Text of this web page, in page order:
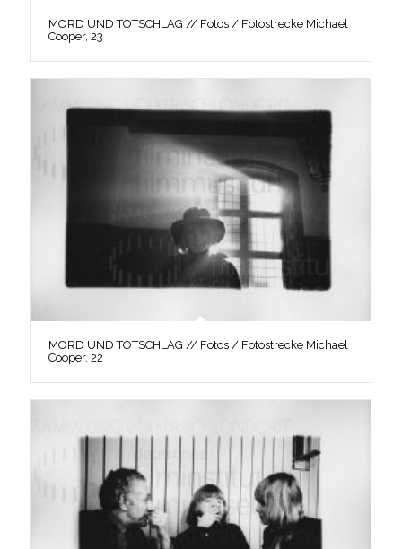
MORD UND TOTSCHLAG // Fotos / Fotostrecke Michael
Cooper, 23
MORD UND TOTSCHLAG // Fotos / Fotostrecke Michael
Cooper, 22